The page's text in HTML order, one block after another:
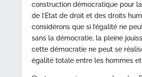
construction démocratique pour
de l’Etat de droit et des droits
considérons que si l’égalité ne
sans la démocratie, la pleine
cette démocratie ne peut se
égalité totale entre les hommes